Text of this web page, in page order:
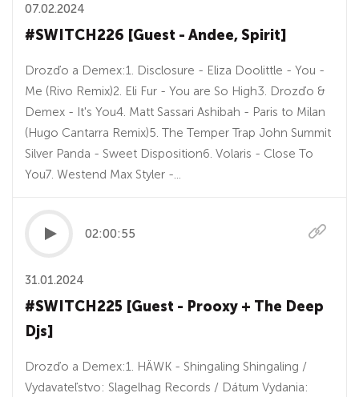
07.02.2024
#SWITCH226 [Guest - Andee, Spirit]
Drozďo a Demex:1. Disclosure - Eliza Doolittle - You -
Me (Rivo Remix)2. Eli Fur - You are So High3. Drozďo &
Demex - It's You4. Matt Sassari Ashibah - Paris to Milan
(Hugo Cantarra Remix)5. The Temper Trap John Summit
Silver Panda - Sweet Disposition6. Volaris - Close To
You7. Westend Max Styler -...
02:00:55
31.01.2024
#SWITCH225 [Guest - Prooxy + The Deep
Djs]
Drozďo a Demex:1. HÄWK - Shingaling Shingaling /
Vydavateľstvo: Slagelhag Records / Dátum Vydania: